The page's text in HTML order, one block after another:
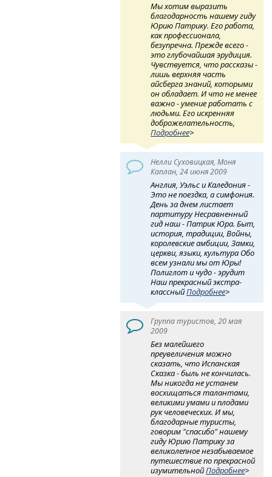
Мы хотим выразить
благодарность нашему гиду
Юрию Патрику. Его работа,
как профессионала,
безупречна. Прежде всего -
это глубочайшая эрудиция.
Чувствуется, что рассказы -
лишь верхняя часть
айсберга знаний, которыми
он обладает. И что не менее
важно - умение работать с
людьми. Его искренняя
доброжелательность,
Подробнее>
Нелли Суховицкая, Моня
Каплан, 24 июня 2009
Англия, Уэльс и Каледония -
Это не поездка, а симфония.
День за днем листает
партитуру Несравненный
гид наш - Патрик Юра. Быт,
история, традиции, Войны,
королевские амбиции, Замки,
церкви, языки, культура Обо
всем узнали мы от Юры!
Полиглот и чудо - эрудит
Наш прекрасный экстра-
классныйПодробнее>
Группа туристов, 20 мая
2009
Без малейшего
преувеличения можно
сказать, что Испанская
Сказка - быль не кончилась.
Мы никогда не устанем
восхищаться талантами,
великими умами и плодами
рук человеческих. И мы,
благодарные туристы,
говорим "спасибо" нашему
гиду Юрию Патрику за
великолепное незабываемое
путешествие по прекрасной
изумительнойПодробнее>